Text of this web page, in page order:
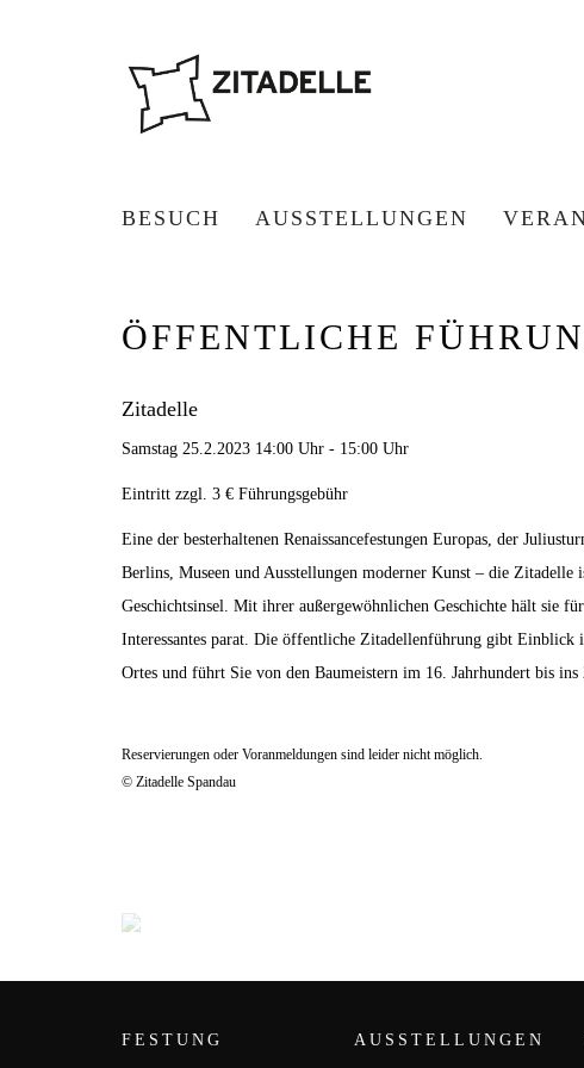
BESUCH AUSSTELLUNGEN
ÖFFENTLICHE
Zitadelle
Samstag 25.2.2023 14:00 Uhr - 15:00 Uhr
Eintritt zzgl. 3 € Führungsgebühr
Eine der besterhaltenen Renaissancefestungen Europas, der
Berlins, Museen und Ausstellungen moderner Kunst – die Zitadelle
Geschichtsinsel. Mit ihrer außergewöhnlichen Geschichte hält sie
Interessantes parat. Die öffentliche Zitadellenführung gibt Einblick
Ortes und führt Sie von den Baumeistern im 16. Jahrhundert bis ins
Reservierungen oder Voranmeldungen sind leider nicht möglich.
© Zitadelle Spandau
FESTUNG AUSSTELLUNGEN